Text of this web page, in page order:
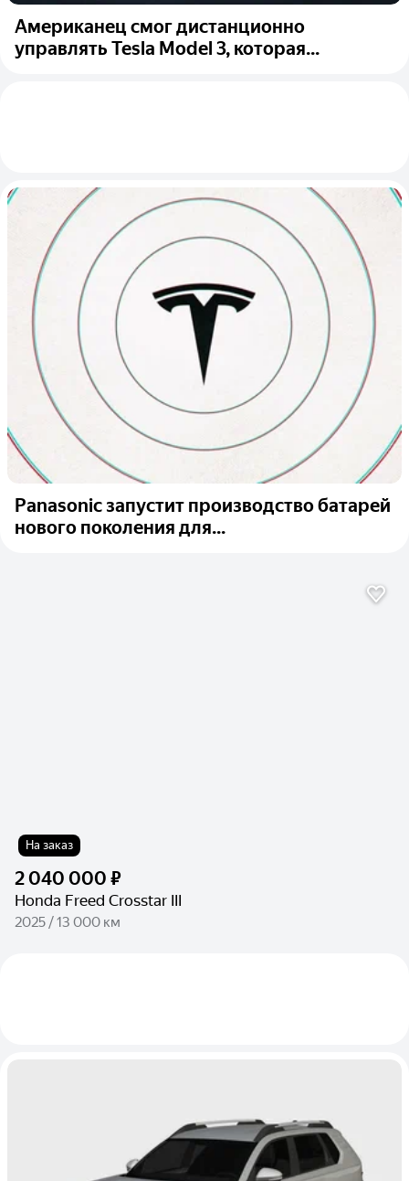
Американец смог дистанционно
управлять Tesla Model 3, которая...
Panasonic запустит производство батарей
нового поколения для...
На заказ
2 040 000 ₽
Honda Freed Crosstar III
2025 / 13 000 км